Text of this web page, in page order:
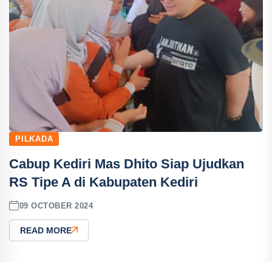
PILKADA
Cabup Kediri Mas Dhito Siap Ujudkan
RS Tipe A di Kabupaten Kediri
09 OCTOBER 2024
READ MORE